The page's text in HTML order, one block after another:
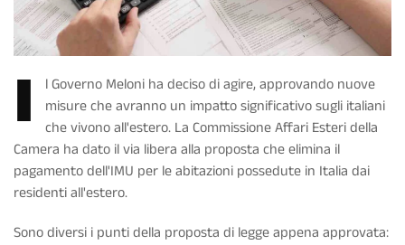
I
l Governo Meloni ha deciso di agire, approvando nuove
misure che avranno un impatto significativo sugli italiani
che vivono all'estero. La Commissione Affari Esteri della
Camera ha dato il via libera alla proposta che elimina il
pagamento dell'IMU per le abitazioni possedute in Italia dai
residenti all'estero.
Sono diversi i punti della proposta di legge appena approvata: